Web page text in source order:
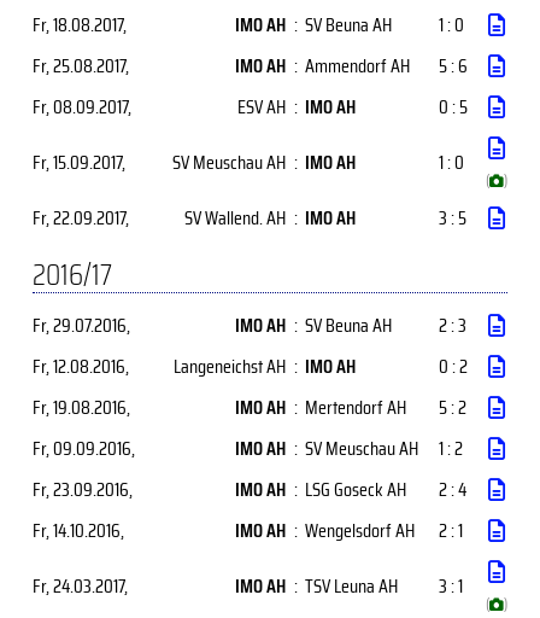
Fr, 18.08.2017, IMO AH : SV Beuna AH
1 : 0
Fr, 25.08.2017, IMO AH : Ammendorf AH
5 : 6
Fr, 08.09.2017, ESV AH : IMO AH
0 : 5
Fr, 15.09.2017, SV Meuschau AH : IMO AH 1 : 0
( )
Fr, 22.09.2017, SV Wallend. AH : IMO AH 3 : 5
2016/17
Fr, 29.07.2016, IMO AH : SV Beuna AH
2 : 3
Fr, 12.08.2016, Langeneichst AH : IMO AH
0 : 2
Fr, 19.08.2016, IMO AH : Mertendorf AH
5 : 2
Fr, 09.09.2016, IMO AH : SV Meuschau AH
1 : 2
Fr, 23.09.2016, IMO AH : LSG Goseck AH
2 : 4
Fr, 14.10.2016, IMO AH : Wengelsdorf AH
2 : 1
Fr, 24.03.2017, IMO AH : TSV Leuna AH 3 : 1
( )